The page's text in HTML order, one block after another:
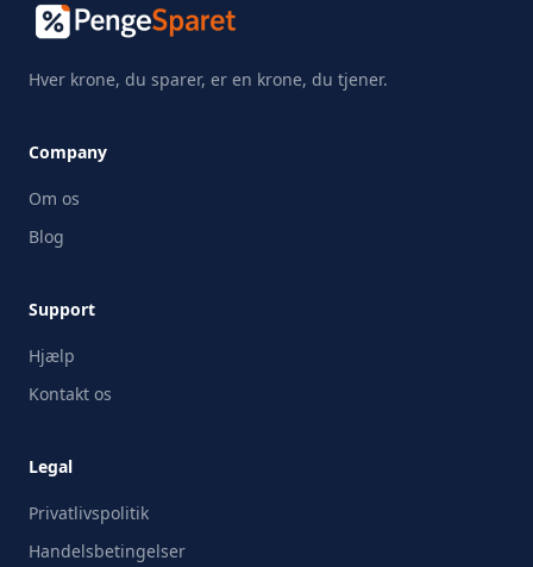
Hver krone, du sparer, er en krone, du tjener.
Company
Om os
Blog
Support
Hjælp
Kontakt os
Legal
Privatlivspolitik
Handelsbetingelser